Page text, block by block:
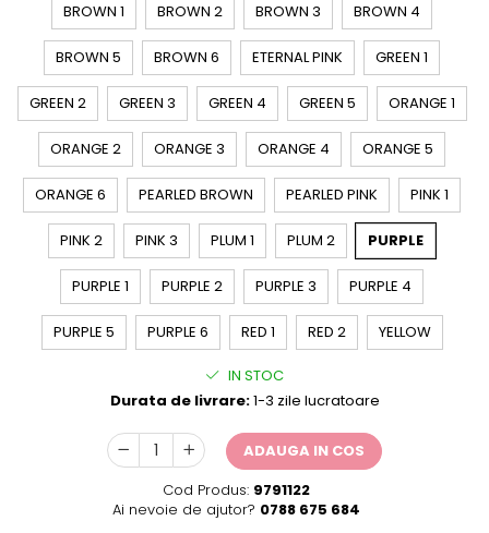
BROWN 1 BROWN 2 BROWN 3 BROWN 4
BROWN 5 BROWN 6 ETERNAL PINK GREEN 1
GREEN 2 GREEN 3 GREEN 4 GREEN 5 ORANGE 1
ORANGE 2 ORANGE 3 ORANGE 4 ORANGE 5
ORANGE 6 PEARLED BROWN PEARLED PINK PINK 1
PINK 2 PINK 3 PLUM 1 PLUM 2 PURPLE
PURPLE 1 PURPLE 2 PURPLE 3 PURPLE 4
PURPLE 5 PURPLE 6 RED 1 RED 2 YELLOW
IN STOC
Durata de livrare:1-3 zile lucratoare
ADAUGA IN COS
Cod Produs: 9791122
Ai nevoie de ajutor? 0788 675 684